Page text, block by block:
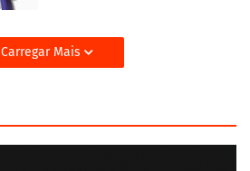
Carregar Mais